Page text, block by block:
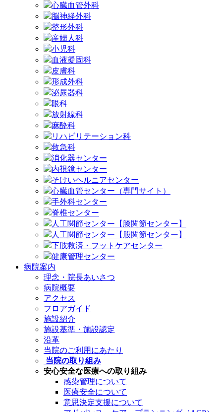
心臓血管外科
脳神経外科
整形外科
産婦人科
小児科
血液凝固科
皮膚科
形成外科
泌尿器科
眼科
放射線科
麻酔科
リハビリテーション科
救急科
消化器センター
内視鏡センター
そけいヘルニアセンター
心臓血管センター（専門サイト）
手外科センター
脊椎センター
人工関節センター【膝関節センター】
人工関節センター【股関節センター】
下肢救済・フットケアセンター
健康管理センター
病院案内
理念・院長あいさつ
病院概要
アクセス
フロアガイド
施設紹介
施設基準・施設認定
沿革
当院のご利用にあたり
当院の取り組み
安心安全な医療への取り組み
感染管理について
医療安全について
意思決定支援について